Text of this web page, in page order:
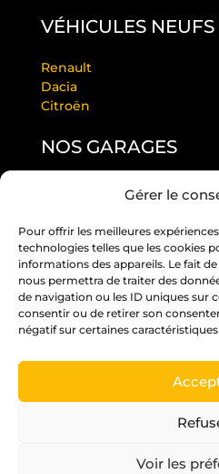
Gérer le
Pour offrir les meilleures
technologies telles que les cookies
informations des appareils. Le fait
nous permettra de traiter des
de navigation ou les ID uniques sur
consentir ou de retirer son
négatif sur certaines
Voir les
VÉHICULES NEUFS
Renault
Dacia
Citroën
NOS GARAGES
GARAGE LAURENDEAU BY
RS ANGERS PASTEUR
RS EDITION BEAUCOUZÉ
RS JUIGNÉ
RS PARC
RS ST BARTHÉLÉMY
Un crédit vous engage
de vous
Pour les trajets courts,